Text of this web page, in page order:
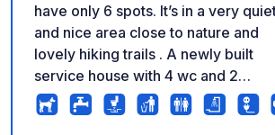
have only 6 spots. It’s in a very
and nice area close to nature and
lovely hiking trails . A newly built
service house with 4 wc and 2
showers. Electricity and WIFI is
included. We have an outside